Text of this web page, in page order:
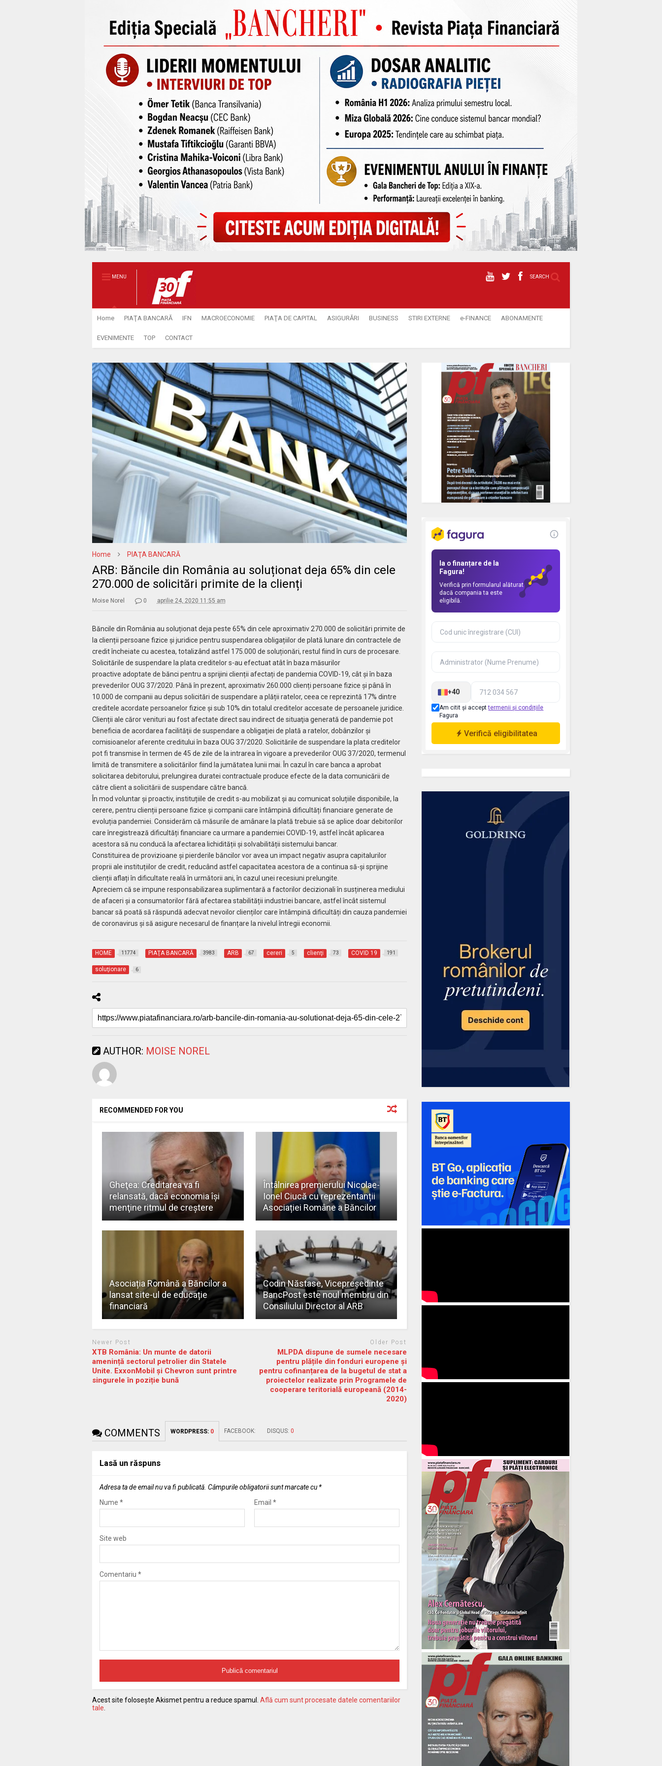
MENU SEARCH
Home PIAŢA BANCARĂ IFN MACROECONOMIE PIAŢA DE CAPITAL ASIGURĂRI BUSINESS STIRI EXTERNE e-FINANCE ABONAMENTE
EVENIMENTE TOP CONTACT
Home PIAŢA BANCARĂ
ARB: Băncile din România au soluționat deja 65% din cele
270.000 de solicitări primite de la clienți
Moise Norel 0 aprilie 24, 2020 11:55 am
Băncile din România au soluționat deja peste 65% din cele aproximativ 270.000 de solicitări primite de
la clienții persoane fizice și juridice pentru suspendarea obligațiilor de plată lunare din contractele de
credit încheiate cu acestea, totalizând astfel 175.000 de soluționări, restul fiind în curs de procesare.
Solicitările de suspendare la plata creditelor s-au efectuat atât în baza măsurilor
proactive adoptate de bănci pentru a sprijini clienții afectați de pandemia COVID-19, cât și în baza
prevederilor OUG 37/2020. Până în prezent, aproximativ 260.000 clienți persoane fizice și până în
10.000 de companii au depus solicitări de suspendare a plății ratelor, ceea ce reprezintă 17% dintre
creditele acordate persoanelor fizice și sub 10% din totalul creditelor accesate de persoanele juridice.
Clienții ale căror venituri au fost afectate direct sau indirect de situaţia generată de pandemie pot
beneficia de acordarea facilităţii de suspendare a obligaţiei de plată a ratelor, dobânzilor şi
comisioanelor aferente creditului în baza OUG 37/2020. Solicitările de suspendare la plata creditelor
pot fi transmise în termen de 45 de zile de la intrarea în vigoare a prevederilor OUG 37/2020, termenul
limită de transmitere a solicitărilor fiind la jumătatea lunii mai. În cazul în care banca a aprobat
solicitarea debitorului, prelungirea duratei contractuale produce efecte de la data comunicării de
către client a solicitării de suspendare către bancă.
În mod voluntar și proactiv, instituțiile de credit s-au mobilizat și au comunicat soluțiile disponibile, la
cerere, pentru clienții persoane fizice și companii care întâmpină dificultăți financiare generate de
evoluția pandemiei. Considerăm că măsurile de amânare la plată trebuie să se aplice doar debitorilor
care înregistrează dificultăți financiare ca urmare a pandemiei COVID-19, astfel încât aplicarea
acestora să nu conducă la afectarea lichidității și solvabilității sistemului bancar.
Constituirea de provizioane și pierderile băncilor vor avea un impact negativ asupra capitalurilor
proprii ale instituțiilor de credit, reducând astfel capacitatea acestora de a continua să-și sprijine
clienții aflați în dificultate reală în următorii ani, în cazul unei recesiuni prelungite.
Apreciem că se impune responsabilizarea suplimentară a factorilor decizionali în susținerea mediului
de afaceri și a consumatorilor fără afectarea stabilității industriei bancare, astfel încât sistemul
bancar să poată să răspundă adecvat nevoilor clienților care întâmpină dificultăți din cauza pandemiei
de coronavirus și să asigure necesarul de finanțare la nivelul întregii economii.
HOME 11774 PIAŢA BANCARĂ 3983 ARB 67 cereri 5 clienţi 73 COVID 19 191
soluţionare 6
AUTHOR: MOISE NOREL
RECOMMENDED FOR YOU
Gheţea: Creditarea va fi
relansată, dacă economia îşi
menţine ritmul de creştere
Întâlnirea premierului Nicolae-
Ionel Ciucă cu reprezentanții
Asociației Române a Băncilor
Asociația Română a Băncilor a
lansat site-ul de educație
financiară
Codin Năstase, Vicepreşedinte
BancPost este noul membru din
Consiliului Director al ARB
Newer Post
XTB România: Un munte de datorii
amenință sectorul petrolier din Statele
Unite. ExxonMobil și Chevron sunt printre
singurele în poziție bună
Older Post
MLPDA dispune de sumele necesare
pentru plățile din fonduri europene și
pentru cofinanțarea de la bugetul de stat a
proiectelor realizate prin Programele de
cooperare teritorială europeană (2014-
2020)
COMMENTS WORDPRESS: 0 FACEBOOK: DISQUS: 0
Lasă un răspuns
Adresa ta de email nu va fi publicată. Câmpurile obligatorii sunt marcate cu *
Nume * Email *
Site web
Comentariu *
Acest site folosește Akismet pentru a reduce spamul. Află cum sunt procesate datele comentariilor
tale.